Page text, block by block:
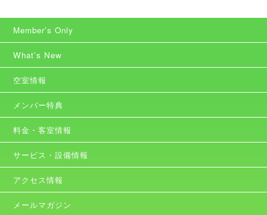
Member's Only
What's New
空室情報
メンバー特典
料金・客室情報
サービス・設備情報
アクセス情報
メールマガジン